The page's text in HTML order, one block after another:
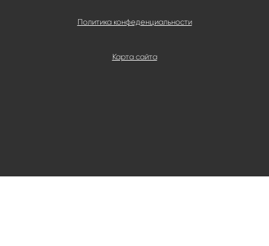
Карта сайта
Политика конфеденциальности